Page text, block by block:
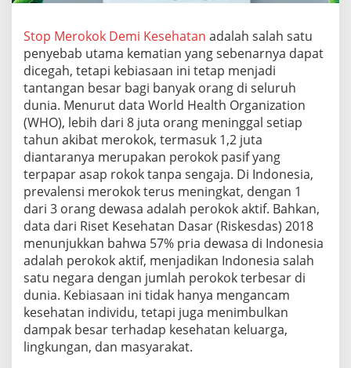
a
n
Stop Merokok Demi Kesehatan adalah salah satu
penyebab utama kematian yang sebenarnya dapat
dicegah, tetapi kebiasaan ini tetap menjadi
tantangan besar bagi banyak orang di seluruh
dunia. Menurut data World Health Organization
(WHO), lebih dari 8 juta orang meninggal setiap
tahun akibat merokok, termasuk 1,2 juta
diantaranya merupakan perokok pasif yang
terpapar asap rokok tanpa sengaja. Di Indonesia,
prevalensi merokok terus meningkat, dengan 1
dari 3 orang dewasa adalah perokok aktif. Bahkan,
data dari Riset Kesehatan Dasar (Riskesdas) 2018
menunjukkan bahwa 57% pria dewasa di Indonesia
adalah perokok aktif, menjadikan Indonesia salah
satu negara dengan jumlah perokok terbesar di
dunia. Kebiasaan ini tidak hanya mengancam
kesehatan individu, tetapi juga menimbulkan
dampak besar terhadap kesehatan keluarga,
lingkungan, dan masyarakat.